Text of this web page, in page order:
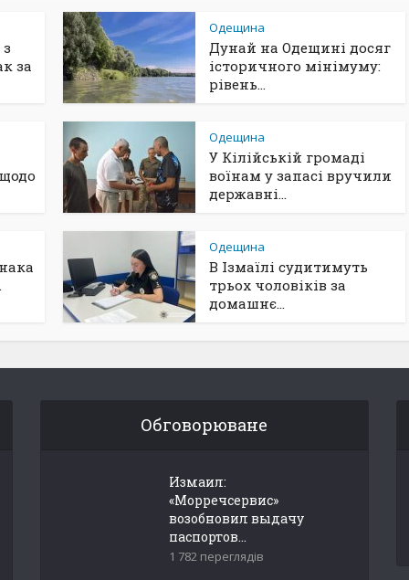
за
Одещина
Дунай на Одещині досяг
історичного мінімуму:
рівень...
Одещина
У Кілійській громаді
воїнам у запасі вручили
державні...
Одещина
В Ізмаїлі судитимуть
трьох чоловіків за
домашнє...
Обговорюване
Измаил:
«Морречсервис»
возобновил выдачу
паспортов...
1 782 переглядів